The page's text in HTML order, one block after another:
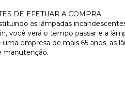
DE EFETUAR A COMPRA
as lâmpadas
você verá o tempo passar e a
empresa de mais 65 anos, as
manutenção.